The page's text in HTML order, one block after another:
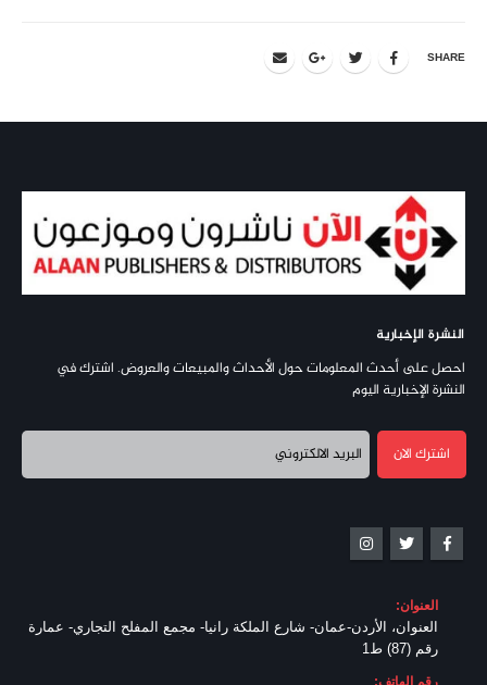
SHARE
النشرة الإخبارية
احصل على أحدث المعلومات حول الأحداث والمبيعات والعروض. اشترك في
النشرة الإخبارية اليوم
العنوان:
العنوان، الأردن-عمان- شارع الملكة رانيا- مجمع المفلح التجاري- عمارة
رقم (87) ط1
رقم الهاتف: